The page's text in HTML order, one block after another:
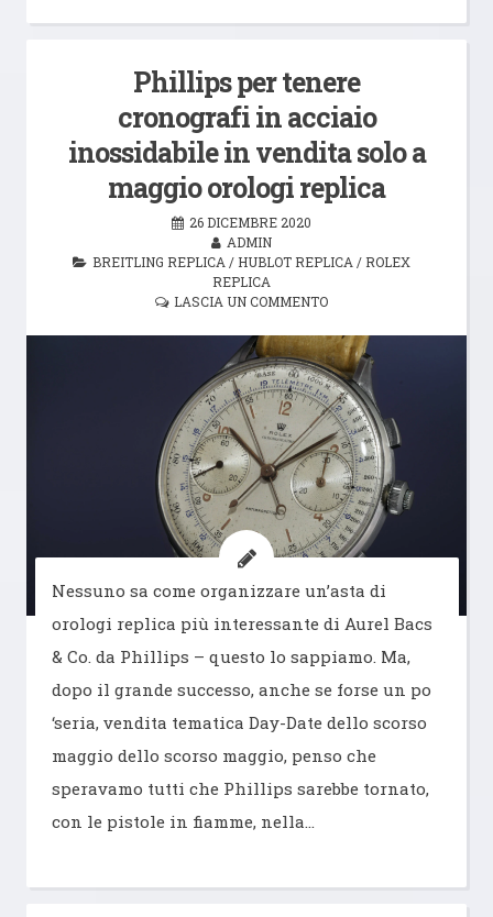
Phillips per tenere
cronografi in acciaio
inossidabile in vendita solo a
maggio orologi replica
26 DICEMBRE 2020
ADMIN
BREITLING REPLICA / HUBLOT REPLICA / ROLEX
REPLICA
LASCIA UN COMMENTO
Nessuno sa come organizzare un’asta di
orologi replica più interessante di Aurel Bacs
& Co. da Phillips – questo lo sappiamo. Ma,
dopo il grande successo, anche se forse un po
‘seria, vendita tematica Day-Date dello scorso
maggio dello scorso maggio, penso che
speravamo tutti che Phillips sarebbe tornato,
con le pistole in fiamme, nella…